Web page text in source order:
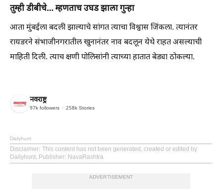
तुम्ही डीबीचे… म्हणताच उघड झाला गुन्हा
आता मुंबईला बदली झाल्याचे सांगत त्याचा विश्वास जिंकला. त्यानंतर
रायडरने संभाजीनगरातील खुनानंतर नाव बदलून येथे राहत असल्याची
माहिती दिली. त्याच क्षणी पोलिसांनी त्याच्या हातात बेड्या ठोकल्या.
नवराष्ट्र
97k followers 258k Stories
Dailyhunt
Disclaimer: This content has not been generated, created or edited by
Dailyhunt. Publisher: NavaRashtra
ADVERTISEMENT